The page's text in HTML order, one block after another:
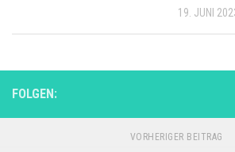
19. JUNI
FOLGEN:
VORHERIGER BEITRAG